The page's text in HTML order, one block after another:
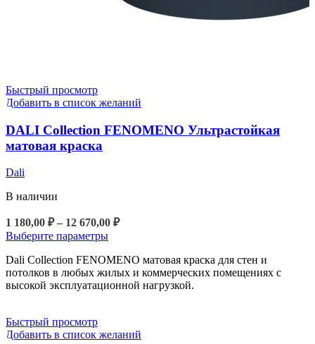
Быстрый просмотр
Добавить в список желаний
DALI Collection FENOMENO Ультрастойкая
матовая краска
Dali
В наличии
1 180,00 ₽ – 12 670,00 ₽Диапазон
180,00 ₽
–
12
Выберите параметрыЭтот
имеет
несколько
вариаций.
на
Dali Collection FENOMENO матовая краска для стен и
потолков в любых жилых и коммерческих помещениях с
высокой эксплуатационной нагрузкой.
Быстрый просмотр
Добавить в список желаний